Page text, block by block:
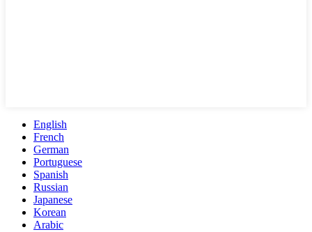
English
French
German
Portuguese
Spanish
Russian
Japanese
Korean
Arabic